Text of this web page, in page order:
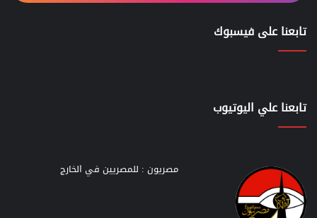
تابعنا على فيسبوك
تابعنا علي اليوتيوب
مصريون : للمصريين في الخارج